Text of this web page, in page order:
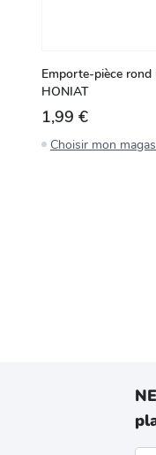
Emporte-pièce
HONIAT
1,99 €
Choisir mon